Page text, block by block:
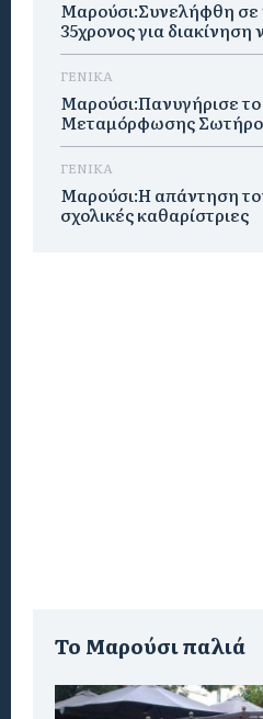
Μαρούσι:Συνελήφθη σε
35χρονος για
ΓΕΝΙΚΑ
Μαρούσι:Πανυγήρισε
Μεταμόρφωσης
ΓΕΝΙΚΑ
Μαρούσι:Η απάντηση
σχολικές καθαρίστριες
To Μαρούσι παλιά